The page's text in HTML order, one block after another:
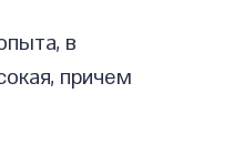
в
причем